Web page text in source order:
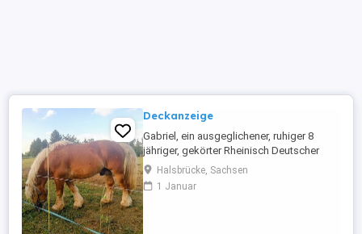
Deckanzeige
Gabriel, ein ausgeglichener, ruhiger 8
jähriger, gekörter Rheinisch Deutscher
Kaltbluthengst deckt sehr gerne Ihre
Stuten. Er steht mit Stuten und Fohlen auf
der Weide und wartet da auf weiteren
Halsbrücke, Sachsen
1 Januar